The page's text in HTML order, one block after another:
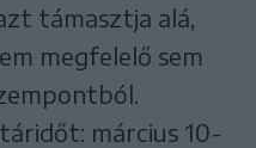
támasztja alá,
megfelelő sem
március 10-